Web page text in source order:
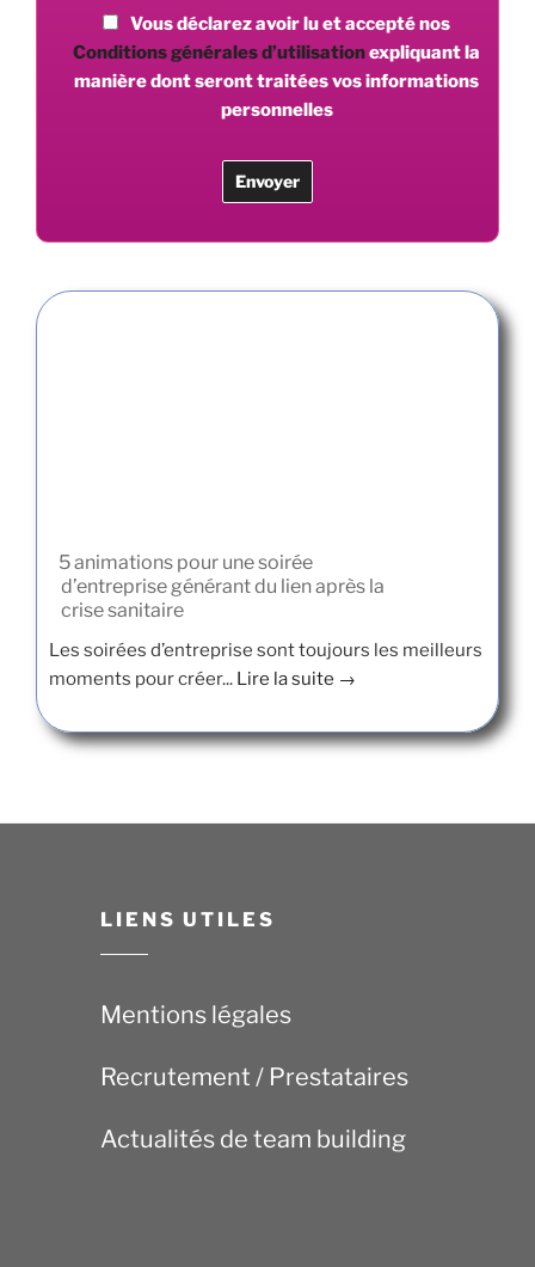
Vous déclarez avoir lu et accepté nos
Conditions générales d’utilisationexpliquant la
manière dont seront traitées vos informations
personnelles
5 animations pour une soirée
d’entreprise générant du lien après la
crise sanitaire
Les soirées d’entreprise sont toujours les meilleurs
moments pour créer... Lire la suite →
LIENS UTILES
Mentions légales
Recrutement / Prestataires
Actualités de team building